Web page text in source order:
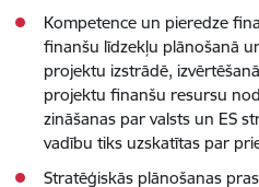
Kompetence un pieredze
finanšu līdzekļu plānošanā
projektu izstrādē,
projektu finanšu resursu
zināšanas par valsts un ES
vadību tiks uzskatītas par
Stratēģiskās plānošanas